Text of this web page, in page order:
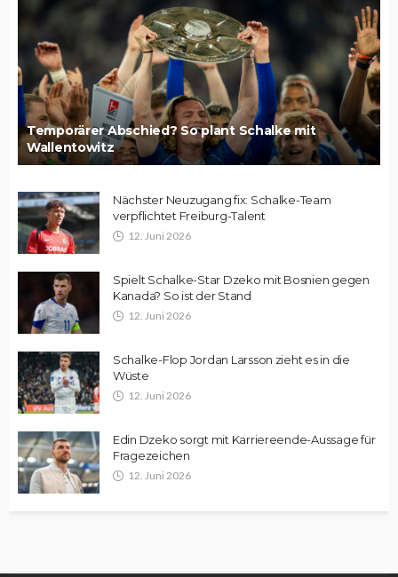
Temporärer Abschied? So plant Schalke mit
Wallentowitz
Nächster Neuzugang fix: Schalke-Team
verpflichtet Freiburg-Talent
12. Juni 2026
Spielt Schalke-Star Dzeko mit Bosnien gegen
Kanada? So ist der Stand
12. Juni 2026
Schalke-Flop Jordan Larsson zieht es in die
Wüste
12. Juni 2026
Edin Dzeko sorgt mit Karriereende-Aussage für
Fragezeichen
12. Juni 2026